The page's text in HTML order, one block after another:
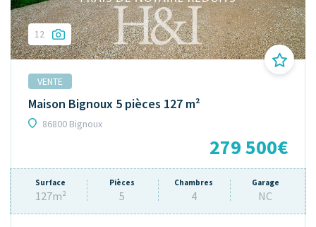
12
VENTE
Maison Bignoux 5 pièces 127 m²
86800 Bignoux
279 500€
Surface
127m²
Pièces
5
Chambres
4
Garage
NC